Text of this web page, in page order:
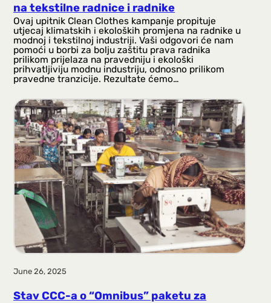
na tekstilne radnice i radnike
Ovaj upitnik Clean Clothes kampanje propituje
utjecaj klimatskih i ekoloških promjena na radnike u
modnoj i tekstilnoj industriji. Vaši odgovori će nam
pomoći u borbi za bolju zaštitu prava radnika
prilikom prijelaza na pravedniju i ekološki
prihvatljiviju modnu industriju, odnosno prilikom
pravedne tranzicije. Rezultate ćemo…
June 26, 2025
Stav CCC-a o “Omnibus” paketu za